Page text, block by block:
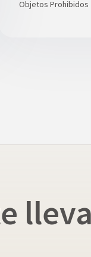
Objetos Prohibidos